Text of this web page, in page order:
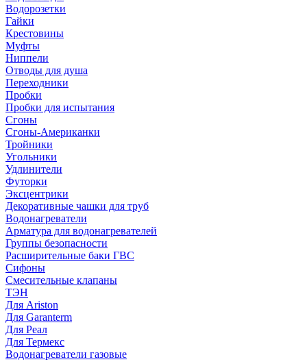
Водорозетки
Гайки
Крестовины
Муфты
Ниппели
Отводы для душа
Переходники
Пробки
Пробки для испытания
Сгоны
Сгоны-Американки
Тройники
Угольники
Удлинители
Футорки
Эксцентрики
Декоративные чашки для труб
Водонагреватели
Арматура для водонагревателей
Группы безопасности
Расширительные баки ГВС
Сифоны
Смесительные клапаны
ТЭН
Для Ariston
Для Garanterm
Для Реал
Для Термекс
Водонагреватели газовые